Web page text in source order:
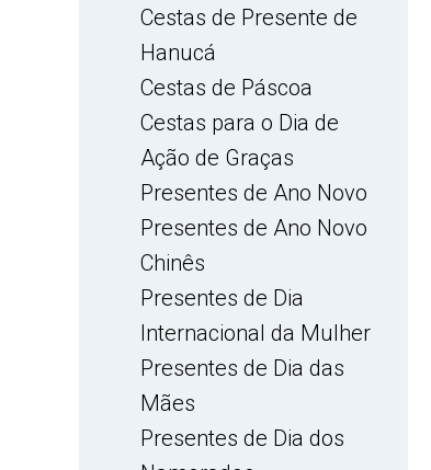
Cestas de Presente de
Hanucá
Cestas de Páscoa
Cestas para o Dia de
Ação de Graças
Presentes de Ano Novo
Presentes de Ano Novo
Chinês
Presentes de Dia
Internacional da Mulher
Presentes de Dia das
Mães
Presentes de Dia dos